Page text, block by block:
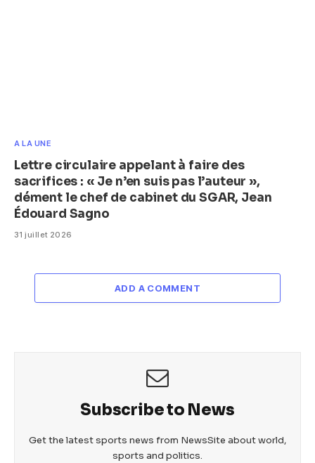
A LA UNE
Lettre circulaire appelant à faire des
sacrifices : « Je n’en suis pas l’auteur »,
dément le chef de cabinet du SGAR, Jean
Édouard Sagno
31 juillet 2026
ADD A COMMENT
Subscribe to News
Get the latest sports news from NewsSite about world,
sports and politics.